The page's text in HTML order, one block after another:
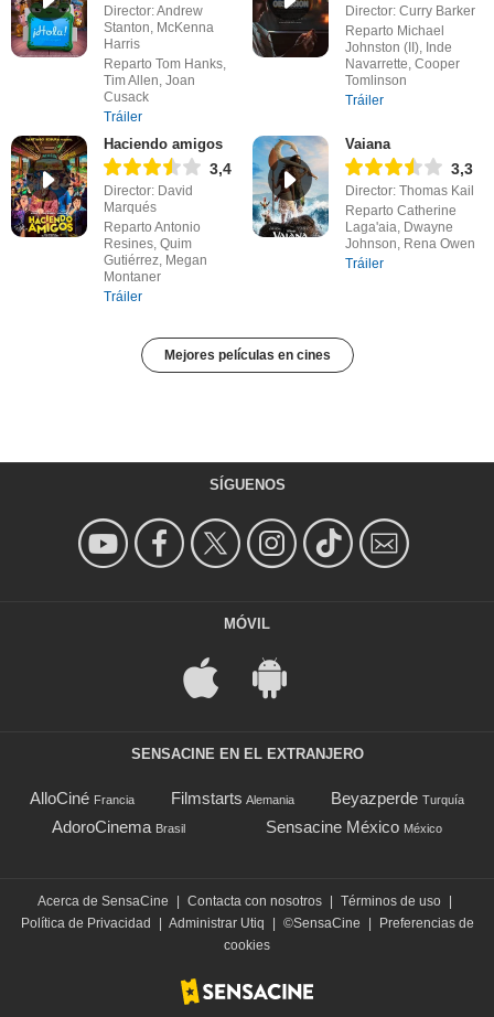
Director: Andrew
Stanton, McKenna
Harris
Reparto Tom Hanks,
Tim Allen, Joan
Cusack
Tráiler
Director: Curry Barker
Reparto Michael
Johnston (II), Inde
Navarrette, Cooper
Tomlinson
Tráiler
Haciendo amigos
3,4
Director: David
Marqués
Reparto Antonio
Resines, Quim
Gutiérrez, Megan
Montaner
Tráiler
Vaiana
3,3
Director: Thomas Kail
Reparto Catherine
Laga'aia, Dwayne
Johnson, Rena Owen
Tráiler
Mejores películas en cines
SÍGUENOS
MÓVIL
SENSACINE EN EL EXTRANJERO
AlloCiné Francia Filmstarts Alemania Beyazperde Turquía
AdoroCinema Brasil Sensacine México México
Acerca de SensaCine Contacta con nosotros Términos de uso
Política de Privacidad
Administrar Utiq ©SensaCine
Preferencias de
cookies